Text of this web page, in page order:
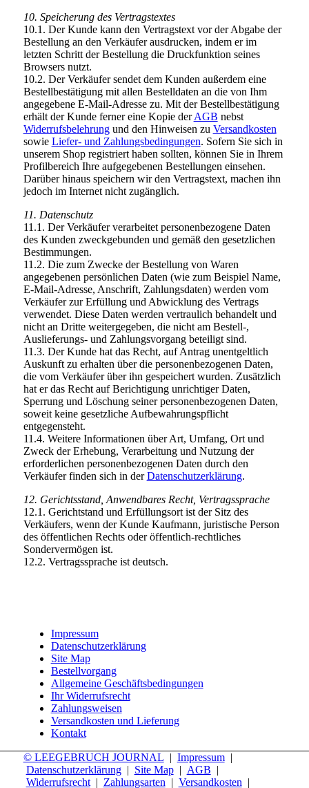
10. Speicherung des Vertragstextes
10.1. Der Kunde kann den Vertragstext vor der Abgabe der
Bestellung an den Verkäufer ausdrucken, indem er im
letzten Schritt der Bestellung die Druckfunktion seines
Browsers nutzt.
10.2. Der Verkäufer sendet dem Kunden außerdem eine
Bestellbestätigung mit allen Bestelldaten an die von Ihm
angegebene E-Mail-Adresse zu. Mit der Bestellbestätigung
erhält der Kunde ferner eine Kopie derAGB nebst
Widerrufsbelehrungund den Hinweisen zu Versandkosten
sowie Liefer- und Zahlungsbedingungen. Sofern Sie sich in
unserem Shop registriert haben sollten, können Sie in Ihrem
Profilbereich Ihre aufgegebenen Bestellungen einsehen.
Darüber hinaus speichern wir den Vertragstext, machen ihn
jedoch im Internet nicht zugänglich.
11. Datenschutz
11.1. Der Verkäufer verarbeitet personenbezogene Daten
des Kunden zweckgebunden und gemäß den gesetzlichen
Bestimmungen.
11.2. Die zum Zwecke der Bestellung von Waren
angegebenen persönlichen Daten (wie zum Beispiel Name,
E-Mail-Adresse, Anschrift, Zahlungsdaten) werden vom
Verkäufer zur Erfüllung und Abwicklung des Vertrags
verwendet. Diese Daten werden vertraulich behandelt und
nicht an Dritte weitergegeben, die nicht am Bestell-,
Auslieferungs- und Zahlungsvorgang beteiligt sind.
11.3. Der Kunde hat das Recht, auf Antrag unentgeltlich
Auskunft zu erhalten über die personenbezogenen Daten,
die vom Verkäufer über ihn gespeichert wurden. Zusätzlich
hat er das Recht auf Berichtigung unrichtiger Daten,
Sperrung und Löschung seiner personenbezogenen Daten,
soweit keine gesetzliche Aufbewahrungspflicht
entgegensteht.
11.4. Weitere Informationen über Art, Umfang, Ort und
Zweck der Erhebung, Verarbeitung und Nutzung der
erforderlichen personenbezogenen Daten durch den
Verkäufer finden sich in derDatenschutzerklärung.
12. Gerichtsstand, Anwendbares Recht, Vertragssprache
12.1. Gerichtstand und Erfüllungsort ist der Sitz des
Verkäufers, wenn der Kunde Kaufmann, juristische Person
des öffentlichen Rechts oder öffentlich-rechtliches
Sondervermögen ist.
12.2. Vertragssprache ist deutsch.
Impressum
Datenschutzerklärung
Site Map
Bestellvorgang
Allgemeine Geschäftsbedingungen
Ihr Widerrufsrecht
Zahlungsweisen
Versandkosten und Lieferung
Kontakt
© LEEGEBRUCH JOURNAL | Impressum|
Datenschutzerklärung| Site Map| AGB |
Widerrufsrecht| Zahlungsarten | Versandkosten |